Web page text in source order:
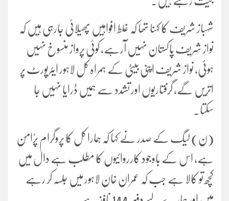
شہباز شریف کا کہنا تھا کہ غلط افواہیں پھیلائی جارہی ہیں کہ
نواز شریف پاکستان نہیں آرہے، کوئی پرواز منسوخ نہیں
ہوئِی، نواز شریف اپنی بیٹی کے ہمراہ کل لاہور ایئرپورٹ پر
اتریں گے، گرفتاریوں اور تشدد سے ہمیں ڈرایا نہیں جا
سکتا۔
(ن) لیگ کے صدر نے کہا کہ ہمارا کل کا پروگرام پرُامن
ہے، اس کے باوجود کارروائیوں کا مطلب ہے دال میں
کچھ تو کالا ہے جب کہ عمران خان لاہور میں جلسہ کر رہے